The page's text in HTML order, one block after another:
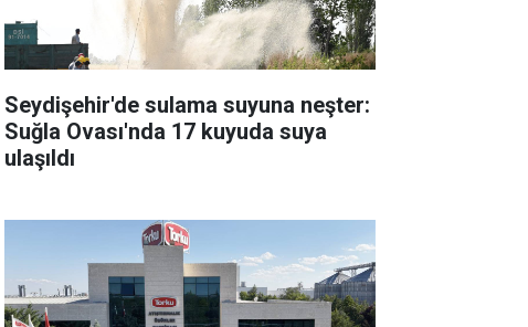
Seydişehir'de sulama suyuna neşter:
Suğla Ovası'nda 17 kuyuda suya
ulaşıldı